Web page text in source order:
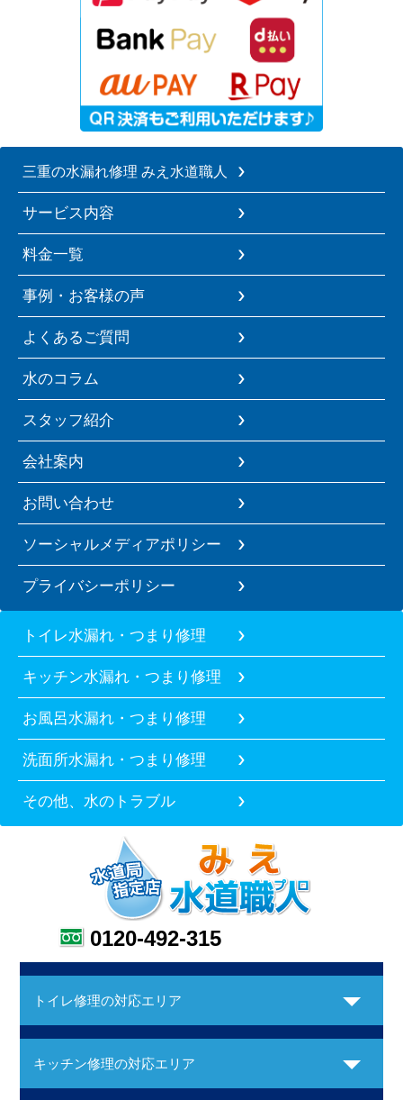
三重の水漏れ修理 みえ水道職人
サービス内容
料金一覧
事例・お客様の声
よくあるご質問
水のコラム
スタッフ紹介
会社案内
お問い合わせ
ソーシャルメディアポリシー
プライバシーポリシー
トイレ水漏れ・つまり修理
キッチン水漏れ・つまり修理
お風呂水漏れ・つまり修理
洗面所水漏れ・つまり修理
その他、水のトラブル
0120-492-315
トイレ修理の対応エリア
キッチン修理の対応エリア